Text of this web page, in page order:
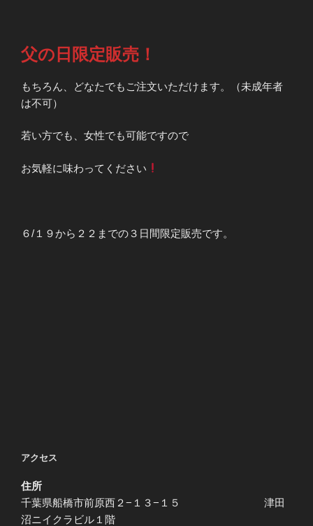
父の日限定販売！
もちろん、どなたでもご注文いただけます。（未成年者
は不可）
若い方でも、女性でも可能ですので
お気軽に味わってください
６/１９から２２までの３日間限定販売です。
アクセス
住所
千葉県船橋市前原西２−１３−１５ 津田
沼ニイクラビル１階